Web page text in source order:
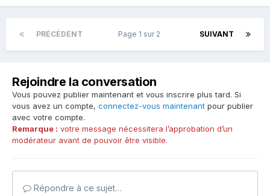
PRÉCÉDENT SUIVANT
Page 1 sur 2
Rejoindre la conversation
Vous pouvez publier maintenant et vous inscrire plus tard. Si
vous avez un compte, connectez-vous maintenant pour publier
avec votre compte.
Remarque : votre message nécessitera l’approbation d’un
modérateur avant de pouvoir être visible.
Répondre à ce sujet…